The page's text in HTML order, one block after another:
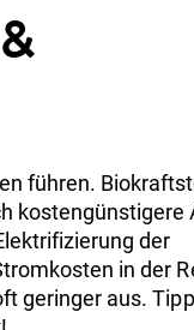
führen.
kostengünstigere
der
in der
geringer aus.